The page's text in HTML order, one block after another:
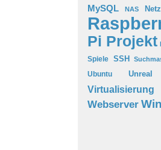
MySQL NAS
Pi Projekt
Spiele SSH
Ubuntu
Virtualisierung
Webserver